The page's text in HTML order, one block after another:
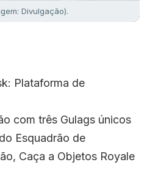
Divulgação).
Plataforma de
com três Gulags únicos
Esquadrão de
Caça a Objetos Royale